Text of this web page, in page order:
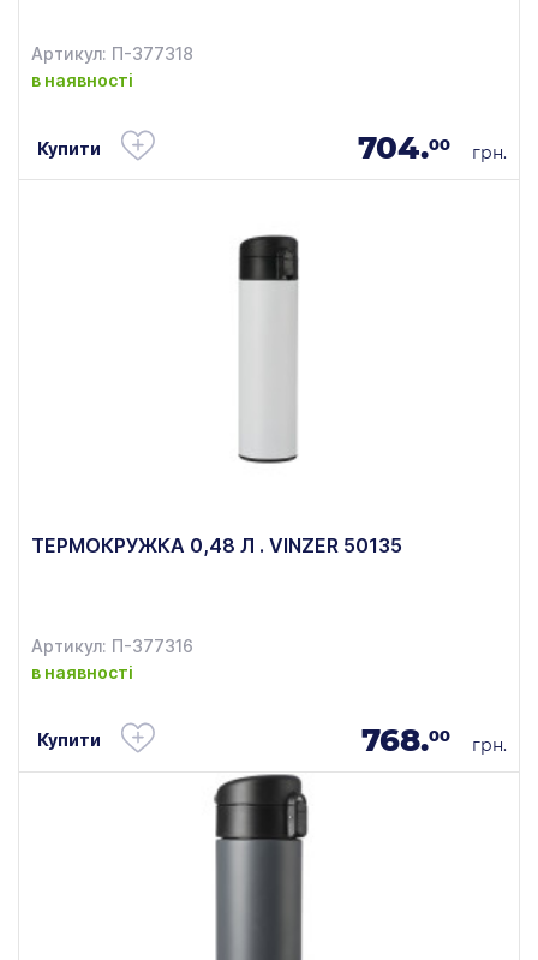
Артикул: П-377318
в наявності
Купити 704.00 грн.
ТЕРМОКРУЖКА 0,48 Л . VINZER 50135
Артикул: П-377316
в наявності
Купити 768.00 грн.